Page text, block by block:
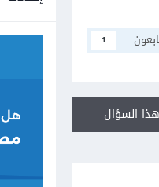
1
السؤال